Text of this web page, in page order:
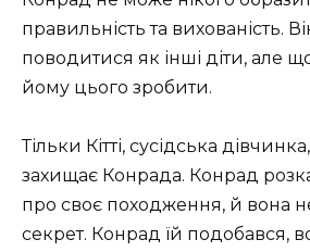
правильність та вихованість.
поводитися як інші діти, але
йому цього зробити.
Тільки Кітті, сусідська
захищає Конрада. Конрад
про своє походження, й вона
секрет. Конрад їй подобався,